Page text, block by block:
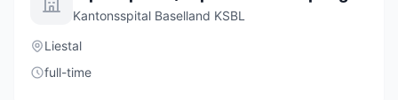
Kantonsspital Baselland KSBL
Liestal
full-time